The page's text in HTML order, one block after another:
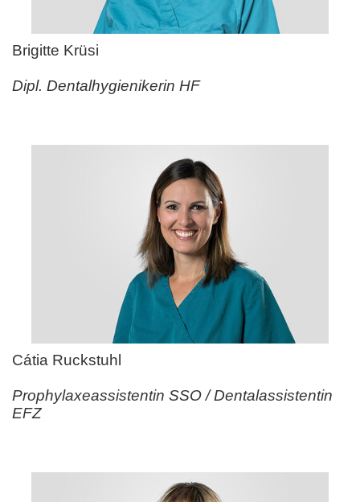
Brigitte Krüsi
Dipl. Dentalhygienikerin HF
Cátia Ruckstuhl
Prophylaxeassistentin SSO / Dentalassistentin
EFZ